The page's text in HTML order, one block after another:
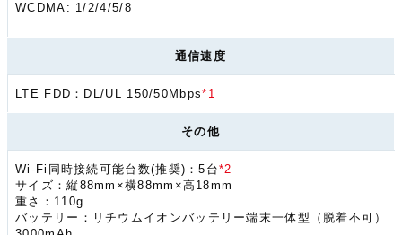
WCDMA: 1/2/4/5/8
通信速度
LTE FDD：DL/UL 150/50Mbps*1
その他
Wi-Fi同時接続可能台数(推奨)：5台*2
サイズ：縦88mm×横88mm×高18mm
重さ：110g
バッテリー：リチウムイオンバッテリー端末一体型（脱着不可）